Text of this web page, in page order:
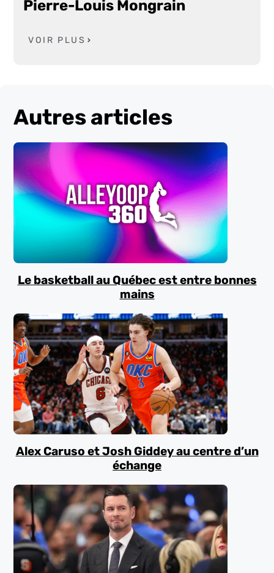
Pierre-Louis Mongrain
VOIR PLUS
Autres articles
Le basketball au Québec est entre bonnes
mains
Alex Caruso et Josh Giddey au centre d’un
échange